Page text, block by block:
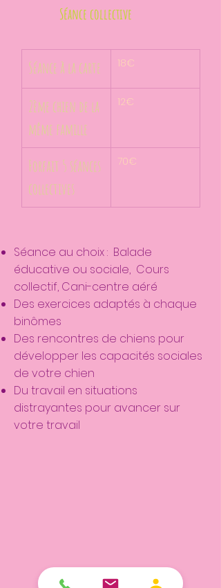
Séance collective
Séance à la carte 18€
2ème chien de la
même famille
12€
Forfait 5 séances
collectives
70€
Séance au choix : Balade
éducative ou sociale, Cours
collectif, Cani-centre aéré
Des exercices adaptés à chaque
binômes
Des rencontres de chiens pour
développer les capacités sociales
de votre chien
Du travail en situations
distrayantes pour avancer sur
votre travail